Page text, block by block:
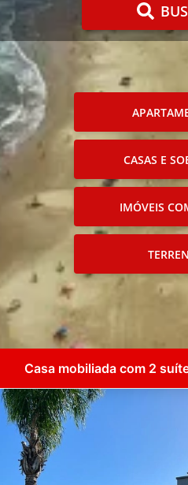
CASAS E
IMÓVEIS
Casa mobiliada com 2